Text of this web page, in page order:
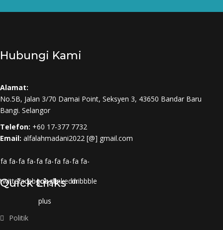
Hubungi Kami
Alamat:
No.5B, Jalan 3/70 Damai Point, Seksyen 3, 43650 Bandar Baru
Bangi. Selangor
Telefon: +60 17-377 7732
Email: alfalahmadani2022 [@] gmail.com
fa fa-
twitter
fa fa-
facebook
fa fa-
google-
plus
fa fa-
linkedin
fa fa-
dribbble
Quick Links
Politik